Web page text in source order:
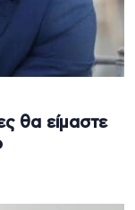
θα είμαστε